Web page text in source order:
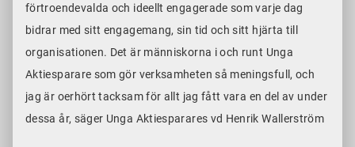
förtroendevalda och ideellt engagerade som varje dag
bidrar med sitt engagemang, sin tid och sitt hjärta till
organisationen. Det är människorna i och runt Unga
Aktiesparare som gör verksamheten så meningsfull, och
jag är oerhört tacksam för allt jag fått vara en del av under
dessa år, säger Unga Aktiesparares vd Henrik Wallerström